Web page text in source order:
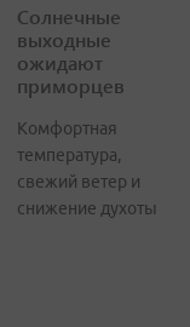
Солнечные
выходные
ожидают
приморцев
Комфортная
температура,
свежий ветер и
снижение духоты